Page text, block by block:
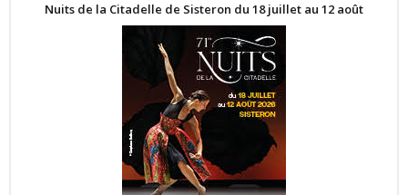
Nuits de la Citadelle de Sisteron du 18 juillet au 12 août